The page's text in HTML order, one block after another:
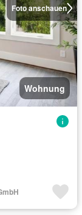
Foto anschauen
Wohnung